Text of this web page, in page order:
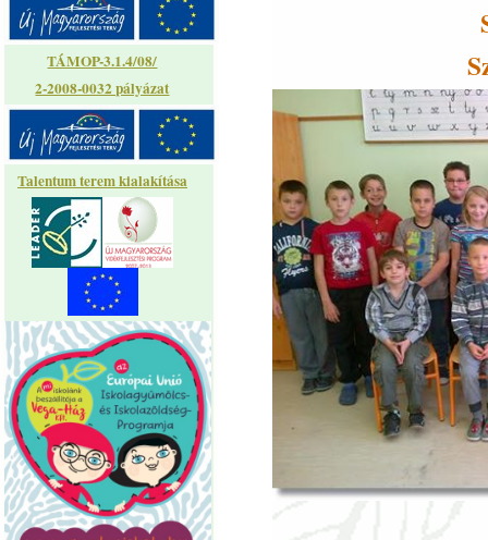
TÁMOP-3.1.4/08/
2-2008-0032 pályázat
Talentum terem kialakítása